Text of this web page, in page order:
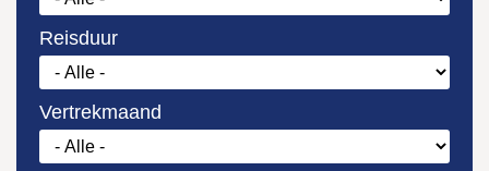
Reisduur
Vertrekmaand